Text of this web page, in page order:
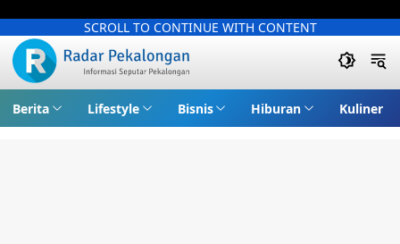
SCROLL TO CONTINUE WITH CONTENT
Berita Lifestyle Bisnis Hiburan Kuliner